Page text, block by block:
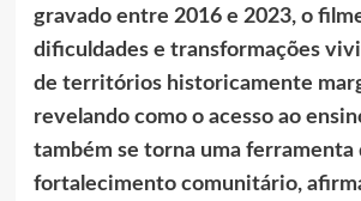
gravado entre 2016 e 2023, o
dificuldades e transformações
de territórios historicamente
revelando como o acesso ao
também se torna uma ferramenta
fortalecimento comunitário,